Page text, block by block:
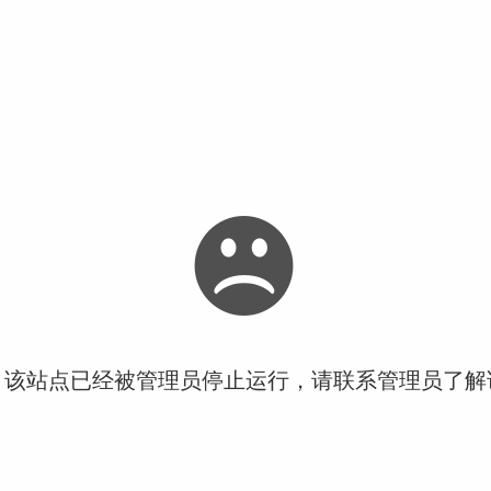
站点已经被管理员停止运行，请联系管理员了